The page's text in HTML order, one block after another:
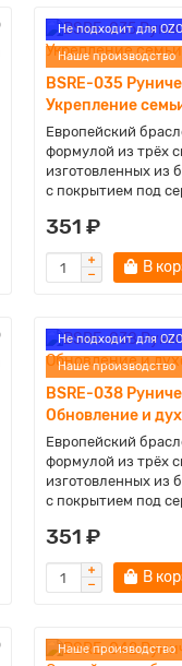
Не подходит для
Наше производство
BSRE-035
Укрепление
Европейский
формулой из трёх
изготовленных из
с покрытием под
351 ₽
В
Не подходит для
Наше производство
BSRE-038
Обновление и
Европейский
формулой из трёх
изготовленных из
с покрытием под
351 ₽
В
Наше производство